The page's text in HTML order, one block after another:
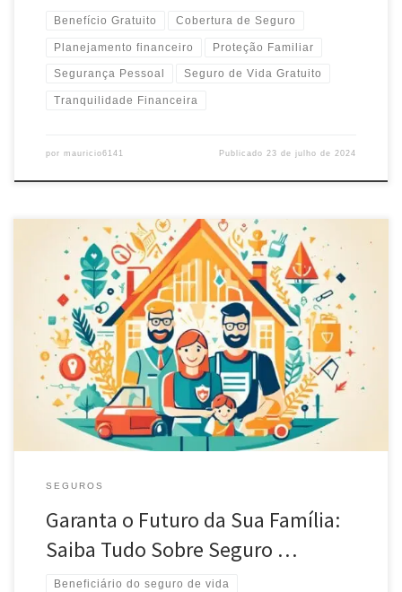
Benefício Gratuito Cobertura de Seguro
Planejamento financeiro Proteção Familiar
Segurança Pessoal Seguro de Vida Gratuito
Tranquilidade Financeira
por mauricio6141 Publicado 23 de julho de 2024
Entenda como proteger seus entes queridos com seguro de vida
beneficiário e garanta tranquilidade financeira para o futuro da
sua família.
SEGUROS
Garanta o Futuro da Sua Família:
Saiba Tudo Sobre Seguro …
Beneficiário do seguro de vida